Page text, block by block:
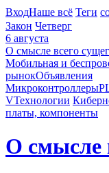
ВходНаше всё Теги
Закон Четверг
6 августа
О смысле всего
Мобильная и
рынокОбъявления
Микроконтроллеры
VТехнологии
платы, компоненты
О смысле